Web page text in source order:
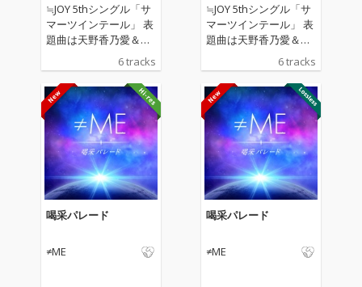
≒JOY 5thシングル「サ
マーツインテール」 表
題曲は天野香乃愛＆市
原愛弓がWセンター務
める、夏の恋がテーマ
のときめきサマー・ソ
ング。
6 tracks
≒JOY 5thシングル「サ
マーツインテール」 表
題曲は天野香乃愛＆市
原愛弓がWセンター務
める、夏の恋がテーマ
のときめきサマー・ソ
ング。
6 tracks
喝采パレード
≠ME
喝采パレード
≠ME